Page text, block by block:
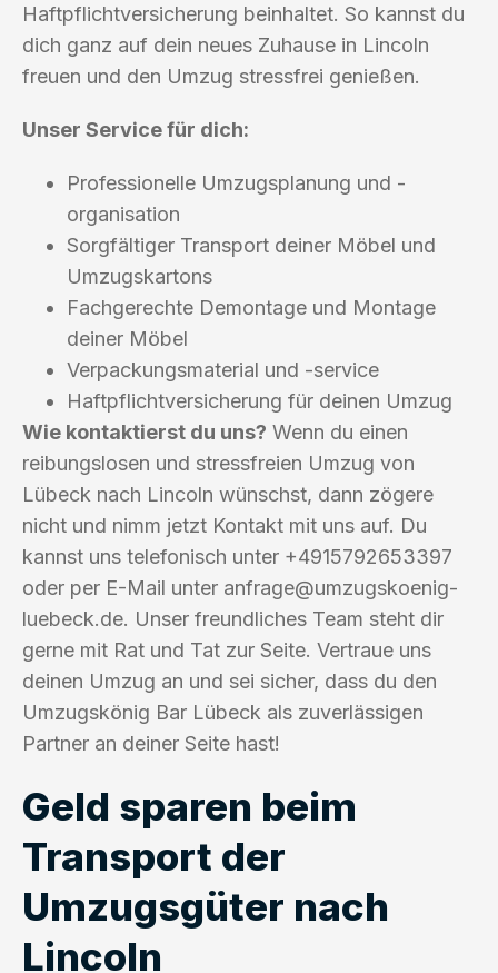
Haftpflichtversicherung beinhaltet. So kannst du
dich ganz auf dein neues Zuhause in Lincoln
freuen und den Umzug stressfrei genießen.
Unser Service für dich:
Professionelle Umzugsplanung und -
organisation
Sorgfältiger Transport deiner Möbel und
Umzugskartons
Fachgerechte Demontage und Montage
deiner Möbel
Verpackungsmaterial und -service
Haftpflichtversicherung für deinen Umzug
Wie kontaktierst du uns? Wenn du einen
reibungslosen und stressfreien Umzug von
Lübeck nach Lincoln wünschst, dann zögere
nicht und nimm jetzt Kontakt mit uns auf. Du
kannst uns telefonisch unter +4915792653397
oder per E-Mail unter anfrage@umzugskoenig-
luebeck.de. Unser freundliches Team steht dir
gerne mit Rat und Tat zur Seite. Vertraue uns
deinen Umzug an und sei sicher, dass du den
Umzugskönig Bar Lübeck als zuverlässigen
Partner an deiner Seite hast!
Geld sparen beim
Transport der
Umzugsgüter nach
Lincoln